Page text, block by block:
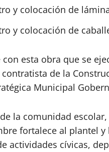
y colocación de
y colocación de
con esta obra que se
contratista de la
Municipal
la comunidad escolar,
fortalece al plantel
actividades cívicas,